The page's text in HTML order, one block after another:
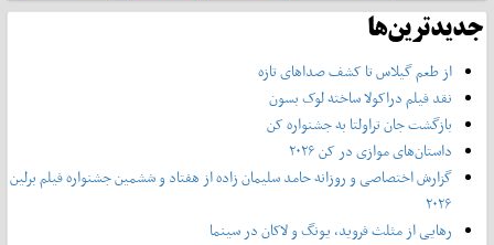
جدیدترین‌ها
از طعم گیلاس تا کشف صداهای تازه
نقد فیلم دراکولا ساخته لوک بسون
بازگشت جان تراولتا به جشنواره کن
داستان‌های موازی در کن ۲۰۲۶
گزارش اختصاصی و روزانه حامد سلیمان زاده از هفتاد و‌ ششمین جشنواره فیلم برلین
۲۰۲۶
رهایی از مثلث فروید، یونگ و لاکان در سینما